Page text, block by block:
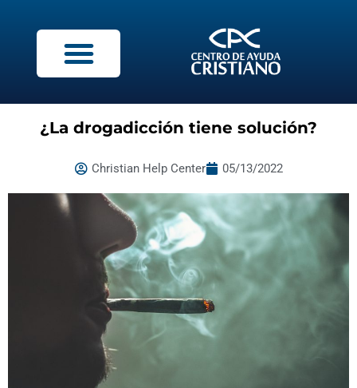
¿La drogadicción tiene solución?
Christian Help Center 05/13/2022